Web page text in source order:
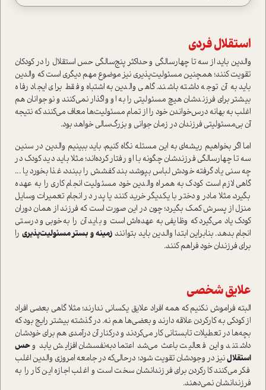
استقلال فردي
والدين بايد از سه تا چهارسالگي و حداكثر پنج‌سالگي حس استقلال را در کودکان
تقویت کنند؛ همچنین مسئوليت‌پذيري نیز موضوع مهم ديگري است كه والدين
بايد به آن توجه داشته باشند. گاهي والدين به‌اشتباه و فقط براي ايجاد رفاه
بيشتر برای فرزندشان هيچ مسئوليتي را به او واگذار نمی‌کنند و نوجوانان هم
اغلب به بهانه درس‌خواندن خود را از تمام مسئولیت‌ها معاف می‌کنند که نتیجه
آن بی‌مسئولیتی فرزندان در زمان جوانی و بزرگ‌سالی خواهد بود.
اما اگر بخواهيم ريشه‌اي به این مسئله نگاه کنیم، بايد ببينيم والدين در سنين
سه تا چهارسالگي فرزندشان چگونه با او رفتار کرده‌اند؛ مثلا بايد ديد كودك در
چه سني ياد گرفته خودش لباس بپوشد، بند كفشش را ببندد، غذا بخورد يا ...
گاهي لازم است كودك به همراه والدين خود مسئوليت انجام كاري را به عهده
بگيرد، مثلا مادر و دختر با یکديگر خريد كنند يا پدر در انجام تعميرات وسايل
منزل از پسرش كمك بگيرد؛ چون در این صورت است که فرزند از همان دوران
کودک یاد می‌گیرد كه وظايفي به عهده‌اش است و باید آن را به‌خوبی و درستی
انجام بدهد. بنابراين ابتدا والدين بايد بتوانند زمينه وبستر مسئوليت‌پذيري را
براي فرزندان خود فراهم كنند.
علايق شخصي
البته فراموش نكنيم كه همه افراد علايق يكساني ندارند؛ مثلا گاهي بعضي افراد
از كودكي به كاركردن علاقه دارند و بعضي‌ها هم نه. در گذشته بيشتر رايج بود كه
بچه‌ها در تعطيلات تابستاني كار می‌كردند و دركنار آن درآمدي هم براي خودشان
داشتند و این فعالیت باعث می‌شد اعتمادبه‌نفسشان افزايش يابد وحس
استقلالنيز در وجودشان تقويت شود؛ درحالی‌که در جامعه امروزی والدين اغلب
فكر می‌كنند كاركردن براي فرزندانشان سخت است و اغلب اجازه این کار را به
فرزندانشان نمی‌دهند.